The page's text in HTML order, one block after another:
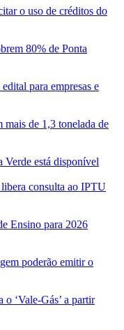
o uso de créditos do
80% de Ponta
para empresas e
mais de 1,3 tonelada de
Verde está disponível
consulta ao IPTU
Ensino para 2026
poderão emitir o
‘Vale-Gás’ a partir